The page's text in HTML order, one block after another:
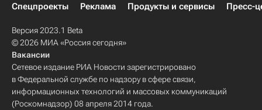
Спецпроекты
Реклама Продукты и сервисы Пресс-
Версия 2023.1 Beta
© 2026 МИА «Россия сегодня»
Вакансии
Сетевое издание РИА Новости зарегистрировано
в Федеральной службе по надзору в сфере связи,
информационных технологий и массовых коммуникаций
(Роскомнадзор) 08 апреля 2014 года.